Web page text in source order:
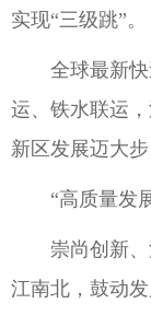
实现“三级跳”。
全球最新快速
运、铁水联运
新区发展迈大步
“高质量发展
崇尚创新、注
江南北，鼓动发